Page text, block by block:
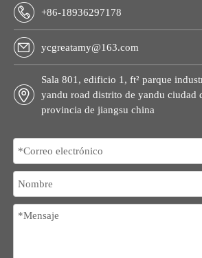
+86-18936297178
ycgreatamy@163.com
Sala 801, edificio 1, ft² parque
yandu road distrito de yandu ciudad
provincia de jiangsu china